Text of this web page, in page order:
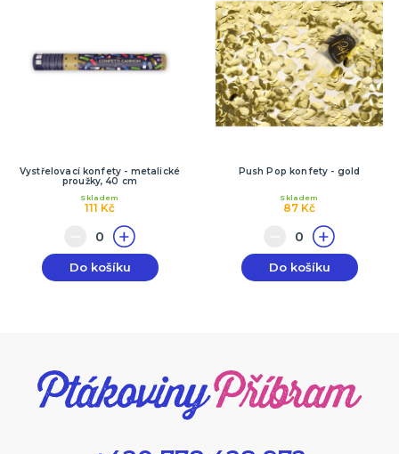
Vystřelovací konfety - metalické
proužky, 40 cm
111 Kč
Skladem
Do košíku
Push Pop konfety - gold
87 Kč
Skladem
Do košíku